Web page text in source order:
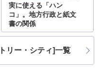
実に使える「ハン
コ」。地方行政と紙文
書の関係
リー・シティ]一覧